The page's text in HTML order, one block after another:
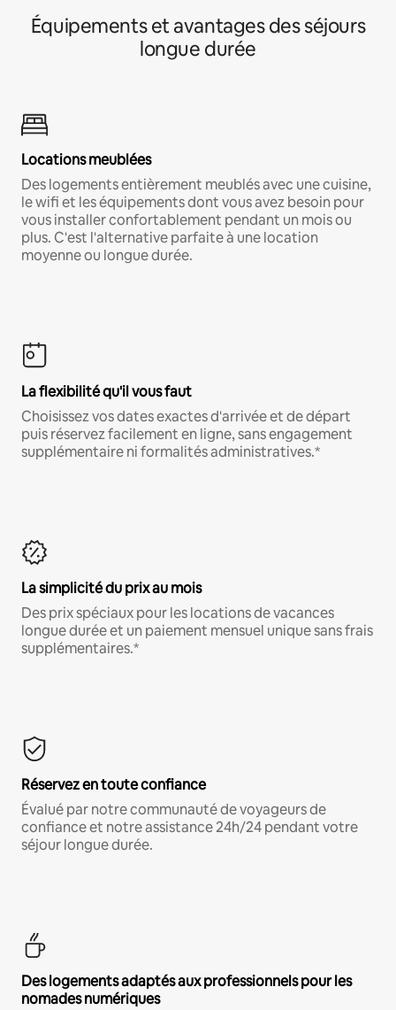
Équipements et avantages des séjours
longue durée
Locations meublées
Des logements entièrement meublés avec une cuisine,
le wifi et les équipements dont vous avez besoin pour
vous installer confortablement pendant un mois ou
plus. C'est l'alternative parfaite à une location
moyenne ou longue durée.
La flexibilité qu'il vous faut
Choisissez vos dates exactes d'arrivée et de départ
puis réservez facilement en ligne, sans engagement
supplémentaire ni formalités administratives.*
La simplicité du prix au mois
Des prix spéciaux pour les locations de vacances
longue durée et un paiement mensuel unique sans frais
supplémentaires.*
Réservez en toute confiance
Évalué par notre communauté de voyageurs de
confiance et notre assistance 24h/24 pendant votre
séjour longue durée.
Des logements adaptés aux professionnels pour les
nomades numériques